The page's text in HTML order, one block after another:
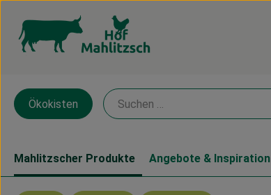
Ökokisten
Mahlitzscher Produkte Angebote & Inspiration